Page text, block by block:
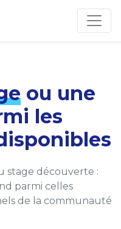
ou une
les
stage découverte :
parmi celles
de la communauté